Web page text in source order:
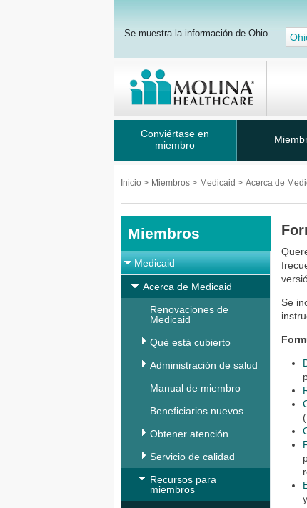
Se muestra la información de Ohio
Conviértase en
miembro
Inicio > Miembros > Medicaid > Acerca de
Miembros
Medicaid
Acerca de Medicaid
Renovaciones de
Medicaid
Qué está cubierto
Administración de salud
Manual de miembro
Beneficiarios nuevos
Obtener atención
Servicio de calidad
Recursos para
miembros
Se